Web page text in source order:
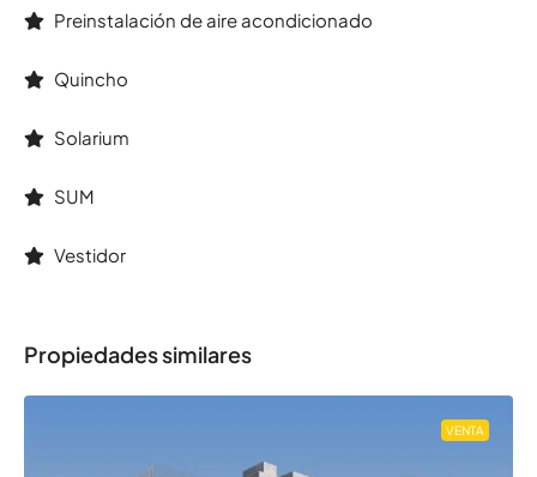
Preinstalación de aire acondicionado
Quincho
Solarium
SUM
Vestidor
Propiedades similares
VENTA